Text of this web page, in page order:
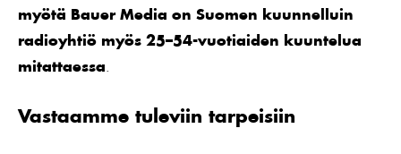
myötä Bauer Media on Suomen kuunnelluin
radioyhtiö myös 25–54-vuotiaiden kuuntelua
mitattaessa
Vastaamme tuleviin tarpeisiin